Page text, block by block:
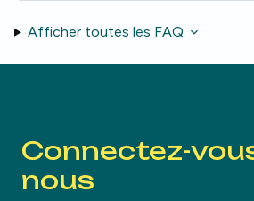
Afficher toutes les FAQ
Connectez-
nous